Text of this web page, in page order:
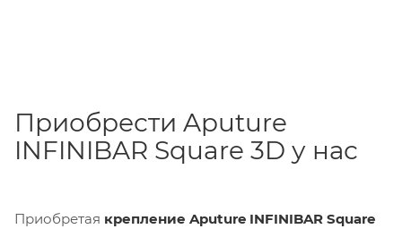
Приобрести Aputure
INFINIBAR Square 3D у нас
Приобретая крепление Aputure INFINIBAR Square